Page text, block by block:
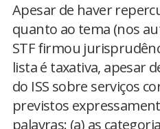
Apesar de haver
quanto ao tema (nos
STF firmou
lista é taxativa, apesar
do ISS sobre serviços
previstos
palavras: (a) as